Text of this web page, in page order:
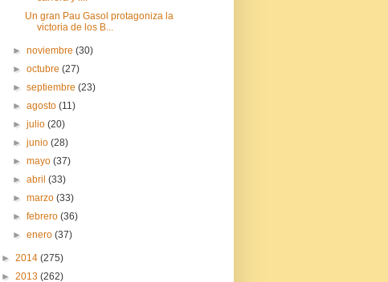
Un gran Pau Gasol protagoniza la
victoria de los B...
►noviembre(30)
►octubre(27)
►septiembre(23)
►agosto(11)
►julio(20)
►junio(28)
►mayo(37)
►abril(33)
►marzo(33)
►febrero(36)
►enero(37)
► 2014 (275)
► 2013 (262)